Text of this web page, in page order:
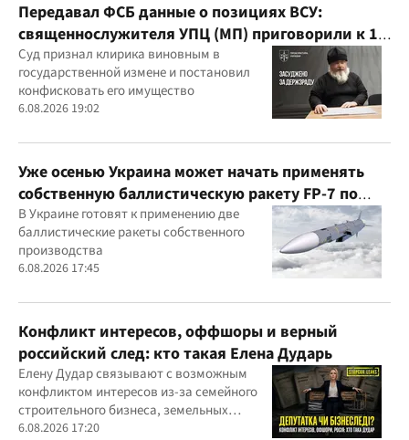
Передавал ФСБ данные о позициях ВСУ:
священнослужителя УПЦ (МП) приговорили к 15
годам
Суд признал клирика виновным в
государственной измене и постановил
конфисковать его имущество
6.08.2026 19:02
Уже осенью Украина может начать применять
собственную баллистическую ракету FP-7 по
вражеским целям
В Украине готовят к применению две
баллистические ракеты собственного
производства
6.08.2026 17:45
Конфликт интересов, оффшоры и верный
российский след: кто такая Елена Дударь
Елену Дудар связывают с возможным
конфликтом интересов из-за семейного
строительного бизнеса, земельных
скандалов, судебных дел
6.08.2026 17:20